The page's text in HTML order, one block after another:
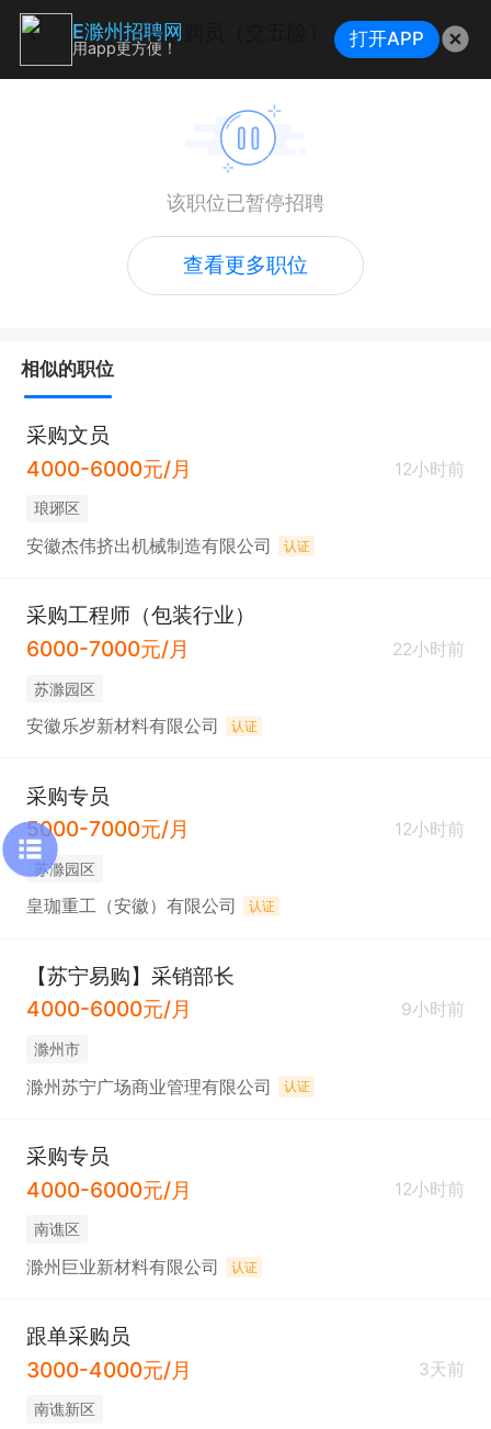
采购员（交五险）
该职位已暂停招聘
查看更多职位
相似的职位
采购文员
4000-6000元/月
12小时前
琅琊区
安徽杰伟挤出机械制造有限公司 认证
采购工程师（包装行业）
6000-7000元/月
22小时前
苏滁园区
安徽乐岁新材料有限公司 认证
采购专员
5000-7000元/月
12小时前
苏滁园区
皇珈重工（安徽）有限公司 认证
【苏宁易购】采销部长
4000-6000元/月
9小时前
滁州市
滁州苏宁广场商业管理有限公司 认证
采购专员
4000-6000元/月
12小时前
南谯区
滁州巨业新材料有限公司 认证
跟单采购员
3000-4000元/月
3天前
南谯新区
E滁州招聘网
用app更方便！ 打开APP